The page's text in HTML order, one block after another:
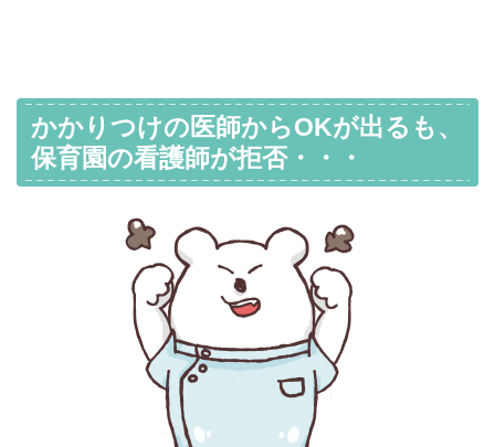
かかりつけの医師からOKが出るも、
保育園の看護師が拒否・・・